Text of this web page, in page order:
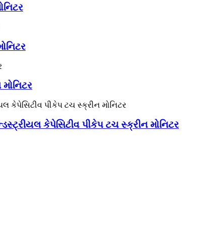
કેપેસિટીવ પીકેપ ટચ સ્ક્રીન મોનિટર